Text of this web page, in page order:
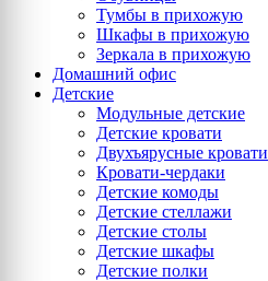
Тумбы в прихожую
Шкафы в прихожую
Зеркала в прихожую
Домашний офис
Детские
Модульные детские
Детские кровати
Двухъярусные кровати
Кровати-чердаки
Детские комоды
Детские стеллажи
Детские столы
Детские шкафы
Детские полки